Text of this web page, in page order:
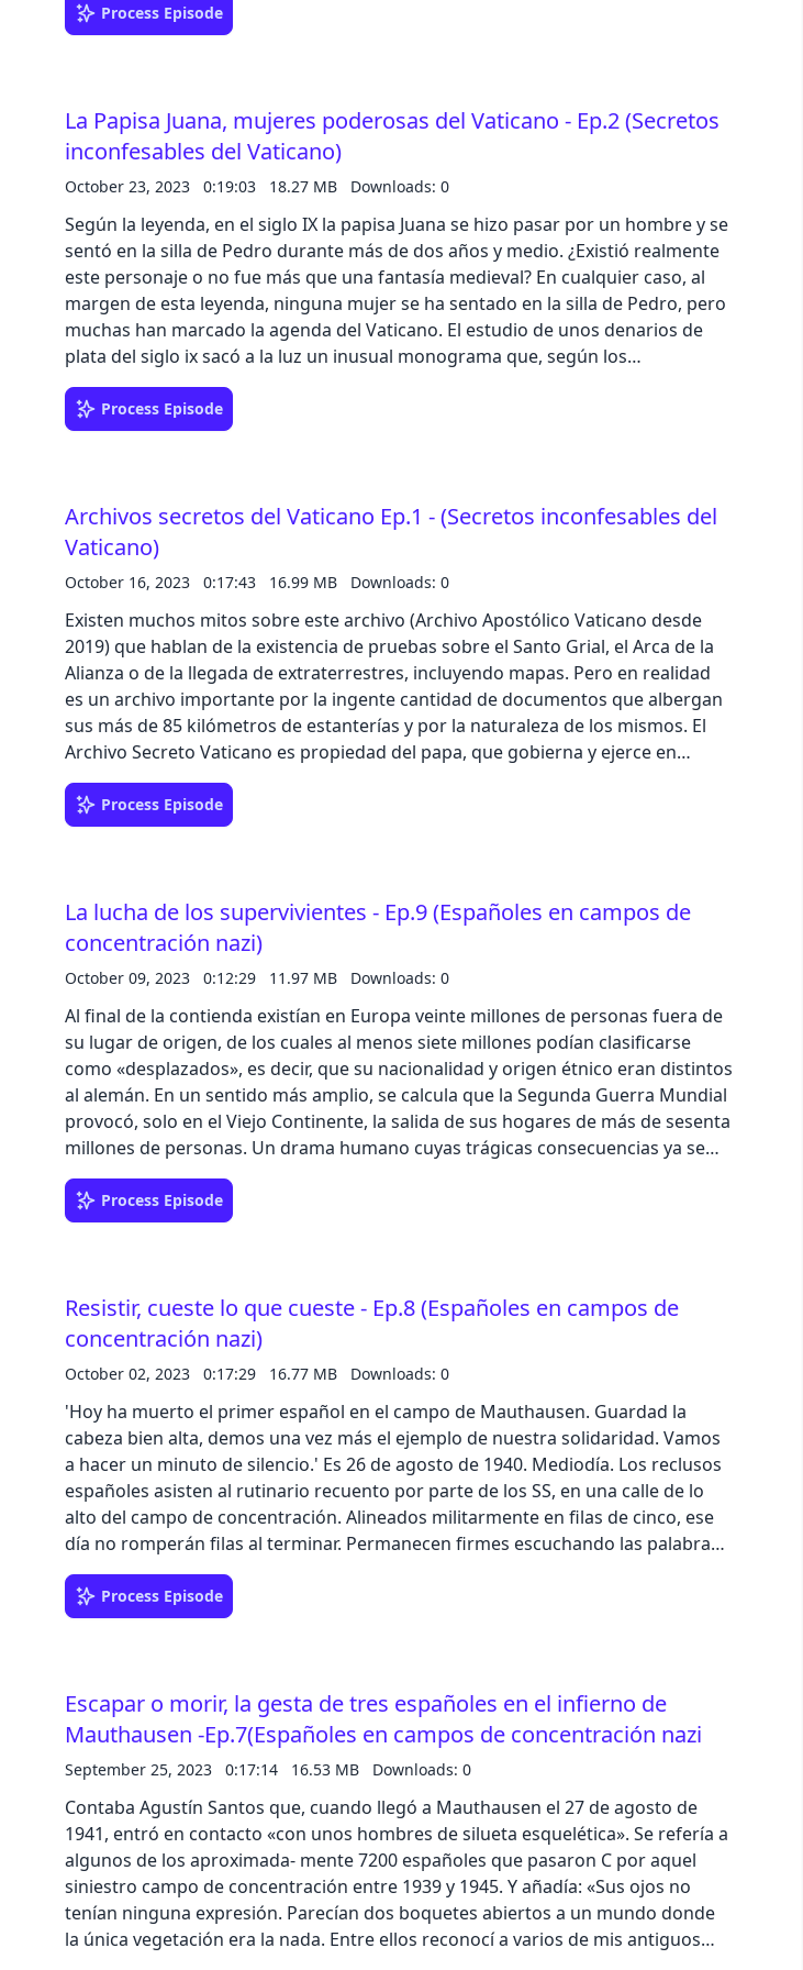
https://bit.ly/3TYwx9a Déjanos tu comentario en Ivoox o Spotify, o escríbenos a
podcast@zinetmedia.es Comparte nuestro podcast en tus redes sociales,
Contacto de publicidad en podcast: podcast@zinetmedia.es Ejemplar número
159 de la revista Muy Historia
Process Episode
La Papisa Juana, mujeres poderosas del Vaticano - Ep.2 (Secretos
inconfesables del Vaticano)
October 23, 2023 0:19:03 18.27 MB Downloads: 0
Según la leyenda, en el siglo IX la papisa Juana se hizo pasar por un hombre y se
sentó en la silla de Pedro durante más de dos años y medio. ¿Existió realmente
este personaje o no fue más que una fantasía medieval? En cualquier caso, al
margen de esta leyenda, ninguna mujer se ha sentado en la silla de Pedro, pero
muchas han marcado la agenda del Vaticano. El estudio de unos denarios de
plata del siglo ix sacó a la luz un inusual monograma que, según los
investigadores Michael E. Habicht y Marguerite Spycher, cabría adjudicar al
misterioso pontífice Juan Ánglico, la identidad masculina de la papisa Juana. De
acuerdo con estos autores, Juana siguió a Benedicto III (855- 858) y antecedió a
cuando diversos escritos coincidieron en dar forma a un personaje sobre el que
han corrido ríos de tinta. Utiliza el código CIENCIADIGITAL y obtén tu descuento
a la suscripción de Muy Interesante, sigue con este link https://bit.ly/3TYwx9a
Déjanos tu comentario en Ivoox o Spotify, o escríbenos a
podcast@zinetmedia.es Comparte nuestro podcast en tus redes sociales,
puedes realizar una valoración de 5 estrellas en Apple Podcast o Spotify. Texto:
Alberto de frutos Dirección, locución y producción: Iván Patxi Gómez Gallego
Contacto de publicidad en podcast: podcast@zinetmedia.es Ejemplar número
159 de la revista Muy Historia
Process Episode
Archivos secretos del Vaticano Ep.1 - (Secretos inconfesables del
Vaticano)
October 16, 2023 0:17:43 16.99 MB Downloads: 0
Existen muchos mitos sobre este archivo (Archivo Apostólico Vaticano desde
2019) que hablan de la existencia de pruebas sobre el Santo Grial, el Arca de la
Alianza o de la llegada de extraterrestres, incluyendo mapas. Pero en realidad
es un archivo importante por la ingente cantidad de documentos que albergan
sus más de 85 kilómetros de estanterías y por la naturaleza de los mismos. El
Archivo Secreto Vaticano es propiedad del papa, que gobierna y ejerce en
primera persona su jurisdicción. El responsable directo es el prefecto,
nombrado directamente por el pontífice, quien da cuenta al cardenal archivero.
Bajo sus órdenes trabajan 49 personas, incluyendo entre ellos archiveros,
documentos, el denominado búnker, una construcción de hormigón armado de
31 000 metros cúbicos. Utiliza el código CIENCIADIGITAL y obtén tu descuento a
la suscripción de Muy Interesante, sigue con este link https://bit.ly/3TYwx9a
Déjanos tu comentario en Ivoox o Spotify, o escríbenos a
podcast@zinetmedia.es Comparte nuestro podcast en tus redes sociales,
puedes realizar una valoración de 5 estrellas en Apple Podcast o Spotify. Texto:
Federico Ayala Sorenssen Dirección, locución y producción: Iván Patxi Gómez
Gallego Contacto de publicidad en podcast: podcast@zinetmedia.es Ejemplar
número 159 de la revista Muy Historia
Process Episode
La lucha de los supervivientes - Ep.9 (Españoles en campos de
concentración nazi)
October 09, 2023 0:12:29 11.97 MB Downloads: 0
Al final de la contienda existían en Europa veinte millones de personas fuera de
su lugar de origen, de los cuales al menos siete millones podían clasificarse
como «desplazados», es decir, que su nacionalidad y origen étnico eran distintos
al alemán. En un sentido más amplio, se calcula que la Segunda Guerra Mundial
provocó, solo en el Viejo Continente, la salida de sus hogares de más de sesenta
millones de personas. Un drama humano cuyas trágicas consecuencias ya se
percibieron entonces. Suscríbete a nuestra revista MUY HISTORIA con un
descuento del 50% accediendo a este link y usando el código descuento especial
para podcast - PODCAST1936
estrellas en Apple Podcast o Spotify. Gracias por escuchar nuestros 'Grandes
Reportajes de Muy Historia' Dirección, locución y producción: Iván Patxi Gómez
Process Episode
Resistir, cueste lo que cueste - Ep.8 (Españoles en campos de
concentración nazi)
October 02, 2023 0:17:29 16.77 MB Downloads: 0
'Hoy ha muerto el primer español en el campo de Mauthausen. Guardad la
cabeza bien alta, demos una vez más el ejemplo de nuestra solidaridad. Vamos
a hacer un minuto de silencio.' Es 26 de agosto de 1940. Mediodía. Los reclusos
españoles asisten al rutinario recuento por parte de los SS, en una calle de lo
alto del campo de concentración. Alineados militarmente en filas de cinco, ese
día no romperán filas al terminar. Permanecen firmes escuchando las palabras
emocionadas de Julián Mur Sánchez, sindicalista y maestro de escuela de
Zaragoza (fallecido en Gusen en octubre de 1940). Suscríbete a nuestra revista
MUY HISTORIA con un descuento del 50% accediendo a este link y usando el
nuestro podcast en tus redes sociales, puedes realizar una valoración de 5
estrellas en Apple Podcast o Spotify. Gracias por escuchar nuestros 'Grandes
Reportajes de Muy Historia' Dirección, locución y producción: Iván Patxi Gómez
Gallego
Process Episode
Escapar o morir, la gesta de tres españoles en el infierno de
Mauthausen -Ep.7(Españoles en campos de concentración nazi
September 25, 2023 0:17:14 16.53 MB Downloads: 0
Contaba Agustín Santos que, cuando llegó a Mauthausen el 27 de agosto de
1941, entró en contacto «con unos hombres de silueta esquelética». Se refería a
algunos de los aproximada- mente 7200 españoles que pasaron C por aquel
siniestro campo de concentración entre 1939 y 1945. Y añadía: «Sus ojos no
tenían ninguna expresión. Parecían dos boquetes abiertos a un mundo donde
la única vegetación era la nada. Entre ellos reconocí a varios de mis antiguos